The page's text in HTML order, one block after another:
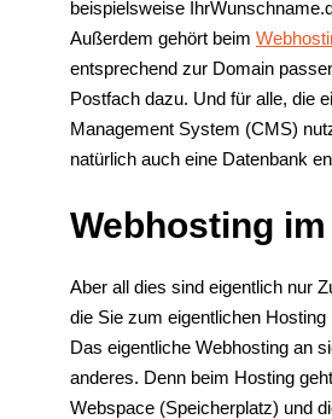
beispielsweise
Außerdem gehört beim
entsprechend zur Domain
Postfach dazu. Und für alle, die
Management System (CMS)
natürlich auch eine Datenbank
Webhosting im
Aber all dies sind eigentlich nur
die Sie zum eigentlichen
Das eigentliche Webhosting an
anderes. Denn beim Hosting
Webspace (Speicherplatz) und